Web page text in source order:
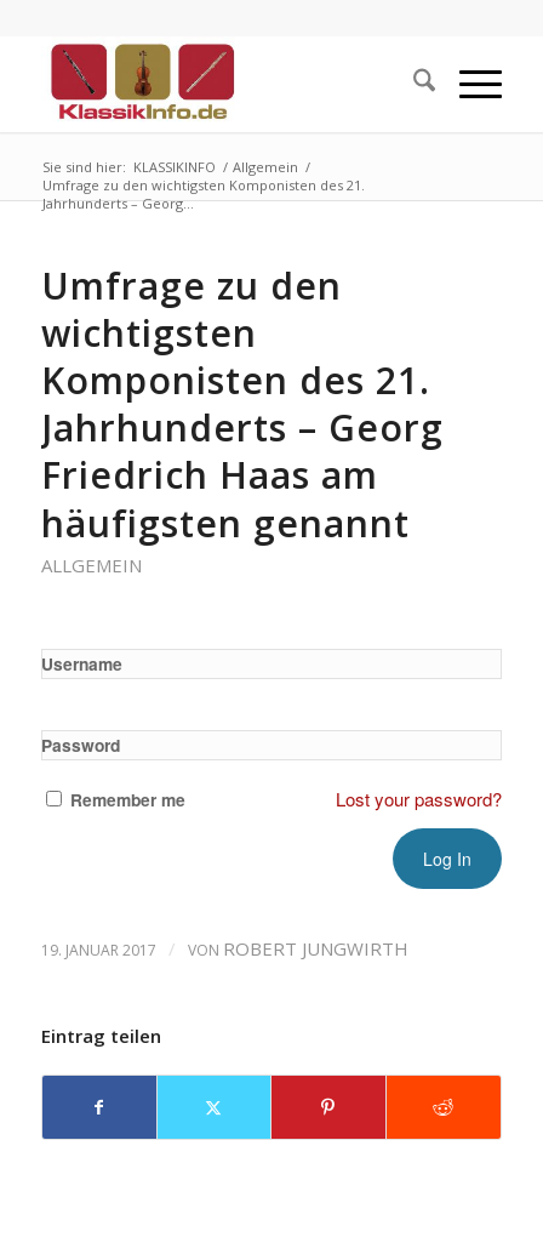
Sie sind hier: KLASSIKINFO / Allgemein /
Umfrage zu den wichtigsten Komponisten des 21.
Jahrhunderts – Georg...
Umfrage zu den
wichtigsten
Komponisten des 21.
Jahrhunderts – Georg
Friedrich Haas am
häufigsten genannt
ALLGEMEIN
Username
Password
Remember me Lost your password?
19. JANUAR 2017 / VON ROBERT JUNGWIRTH
Eintrag teilen